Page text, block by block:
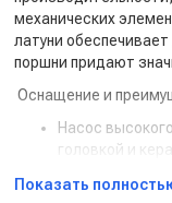
механических
латуни
поршни придают
Оснащение и
Насос
головкой и
Клапан By-Pass
Показать